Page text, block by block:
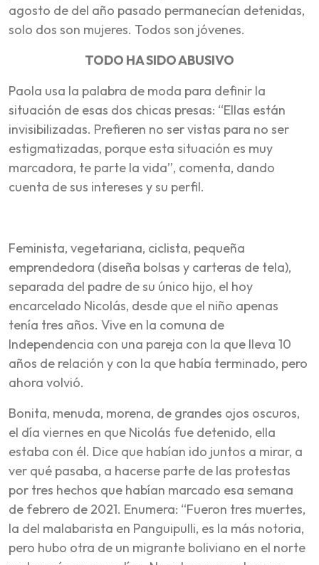
agosto de del año pasado permanecían detenidas,
solo dos son mujeres. Todos son jóvenes.
TODO HA SIDO ABUSIVO
Paola usa la palabra de moda para definir la
situación de esas dos chicas presas: “Ellas están
invisibilizadas. Prefieren no ser vistas para no ser
estigmatizadas, porque esta situación es muy
marcadora, te parte la vida”, comenta, dando
cuenta de sus intereses y su perfil.
Feminista, vegetariana, ciclista, pequeña
emprendedora (diseña bolsas y carteras de tela),
separada del padre de su único hijo, el hoy
encarcelado Nicolás, desde que el niño apenas
tenía tres años. Vive en la comuna de
Independencia con una pareja con la que lleva 10
años de relación y con la que había terminado, pero
ahora volvió.
Bonita, menuda, morena, de grandes ojos oscuros,
el día viernes en que Nicolás fue detenido, ella
estaba con él. Dice que habían ido juntos a mirar, a
ver qué pasaba, a hacerse parte de las protestas
por tres hechos que habían marcado esa semana
de febrero de 2021. Enumera: “Fueron tres muertes,
la del malabarista en Panguipulli, es la más notoria,
pero hubo otra de un migrante boliviano en el norte